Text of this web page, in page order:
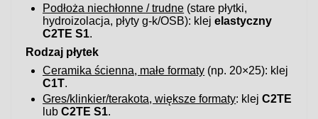
Podłoża niechłonne / trudne (stare płytki,
hydroizolacja, płyty g-k/OSB): klejelastyczny
C2TE S1.
Rodzaj płytek
Ceramika ścienna, małe formaty (np. 20×25): klej
C1T.
Gres/klinkier/terakota, większe formaty: klejC2TE
lubC2TE S1.